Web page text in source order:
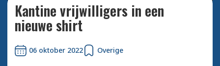
Kantine vrijwilligers in een
nieuwe shirt
06 oktober 2022 Overige